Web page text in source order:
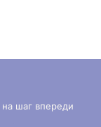
шаг впереди